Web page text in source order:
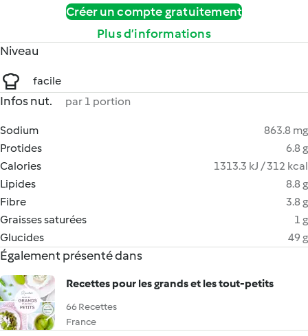
Créer un compte gratuitement
Plus d’informations
Niveau
facile
Infos nut. par 1 portion
Sodium
863.8 mg
Protides
6.8 g
Calories
1313.3 kJ / 312 kcal
Lipides
8.8 g
Fibre
3.8 g
Graisses saturées
1 g
Glucides
49 g
Également présenté dans
Recettes pour les grands et les tout-petits
66 Recettes
France